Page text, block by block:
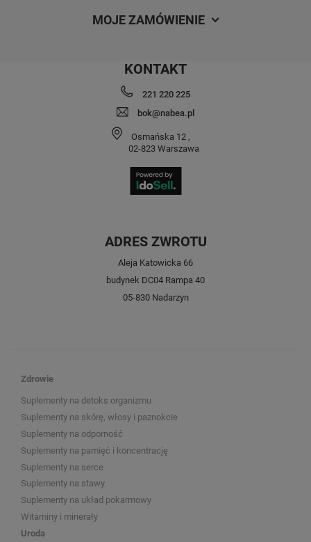
MOJE ZAMÓWIENIE
KONTAKT
221 220 225
bok@nabea.pl
Osmańska 12 ,
02-823 Warszawa
ADRES ZWROTU
Aleja Katowicka 66
budynek DC04 Rampa 40
05-830 Nadarzyn
Zdrowie
Suplementy na detoks organizmu
Suplementy na skórę, włosy i paznokcie
Suplementy na odporność
Suplementy na pamięć i koncentrację
Suplementy na serce
Suplementy na stawy
Suplementy na układ pokarmowy
Witaminy i minerały
Uroda